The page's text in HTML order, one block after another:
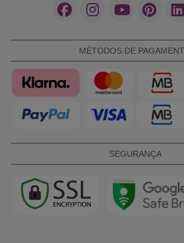
MÉTODOS DE
SEGURANÇA